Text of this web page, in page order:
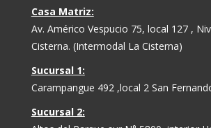
Casa Matriz:
Av. Américo Vespucio 75, local 127 ,
Cisterna. (Intermodal La Cisterna)
Sucursal 1:
Carampangue 492 ,local 2 San
Sucursal 2: